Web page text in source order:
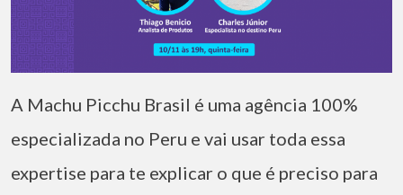
A Machu Picchu Brasil é uma agência 100%
especializada no Peru e vai usar toda essa
expertise para te explicar o que é preciso para